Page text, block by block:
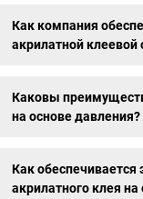
Как компания
акрилатной клеевой
Каковы
на основе давления?
Как обеспечивается
акрилатного клея